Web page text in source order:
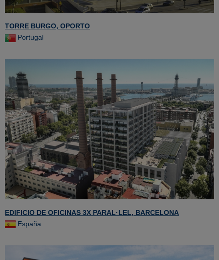
TORRE BURGO, OPORTO
Portugal
EDIFICIO DE OFICINAS 3X PARAL·LEL, BARCELONA
España